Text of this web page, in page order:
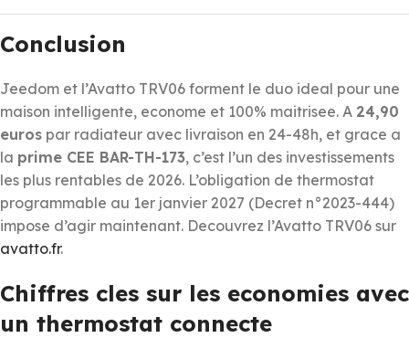
Conclusion
Jeedom et l’Avatto TRV06 forment le duo ideal pour une
maison intelligente, econome et 100% maitrisee. A 24,90
euros par radiateur avec livraison en 24-48h, et grace a
la prime CEE BAR-TH-173, c’est l’un des investissements
les plus rentables de 2026. L’obligation de thermostat
programmable au 1er janvier 2027 (Decret n°2023-444)
impose d’agir maintenant. Decouvrez l’Avatto TRV06 sur
avatto.fr.
Chiffres cles sur les economies avec
un thermostat connecte